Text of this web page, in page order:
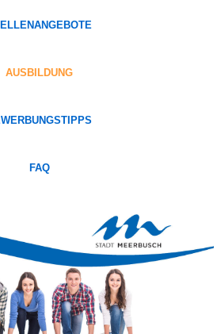
AUSBILDUNG
FAQ